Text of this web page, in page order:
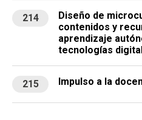
214
Diseño de
contenidos y
aprendizaje
tecnologías
215 Impulso a la